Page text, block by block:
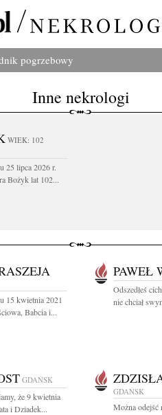
pogrzebowy
Inne nekrologi
WIEK: 102
25 lipca 2026 r.
Bożyk lat 102...
15 kwietnia 2021
Babcia i...
PAWEŁ
Odszedłeś
nie chciał
GDAŃSK
że 9 kwietnia
i Dziadek...
GDAŃSK
Można odejść